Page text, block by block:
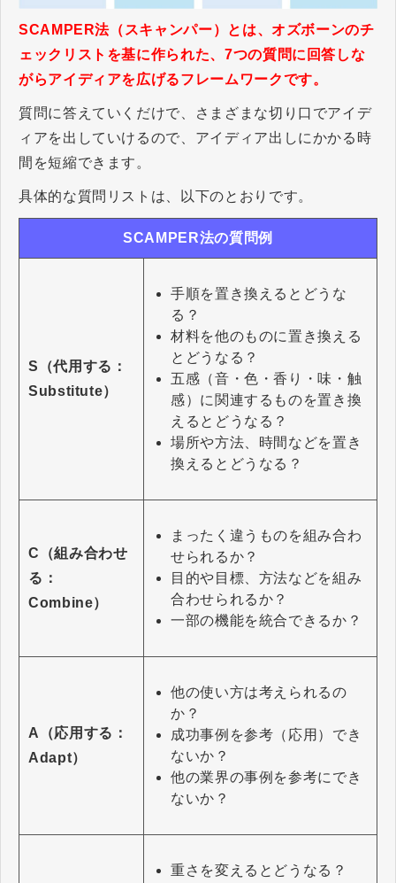
SCAMPER法（スキャンパー）とは、オズボーンのチ
ェックリストを基に作られた、7つの質問に回答しな
がらアイディアを広げるフレームワークです。
質問に答えていくだけで、さまざまな切り口でアイデ
ィアを出していけるので、アイディア出しにかかる時
間を短縮できます。
具体的な質問リストは、以下のとおりです。
SCAMPER法の質問例
S（代用する：
Substitute）
手順を置き換えるとどうな
る？
材料を他のものに置き換える
とどうなる？
五感（音・色・香り・味・触
感）に関連するものを置き換
えるとどうなる？
場所や方法、時間などを置き
換えるとどうなる？
C（組み合わせ
る：
Combine）
まったく違うものを組み合わ
せられるか？
目的や目標、方法などを組み
合わせられるか？
一部の機能を統合できるか？
A（応用する：
Adapt）
他の使い方は考えられるの
か？
成功事例を参考（応用）でき
ないか？
他の業界の事例を参考にでき
ないか？
重さを変えるとどうなる？